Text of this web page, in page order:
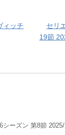
ィッチ
セリ
19節
シーズン 第8節